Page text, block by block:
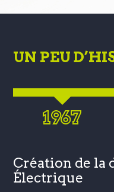
UN PEU
Création de la
Électrique
1967